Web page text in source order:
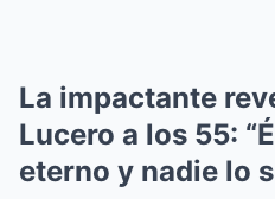
La impactante
Lucero a los 55:
eterno y nadie lo